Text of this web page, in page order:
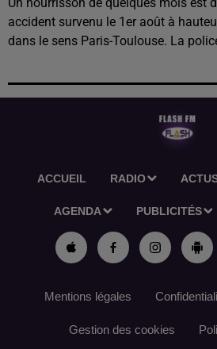
accident survenu le 1er août à
dans le sens Paris-Toulouse. La
ACCUEIL RADIO
AGENDA PUBLICITÉS
Mentions légales
Gestion des cookies